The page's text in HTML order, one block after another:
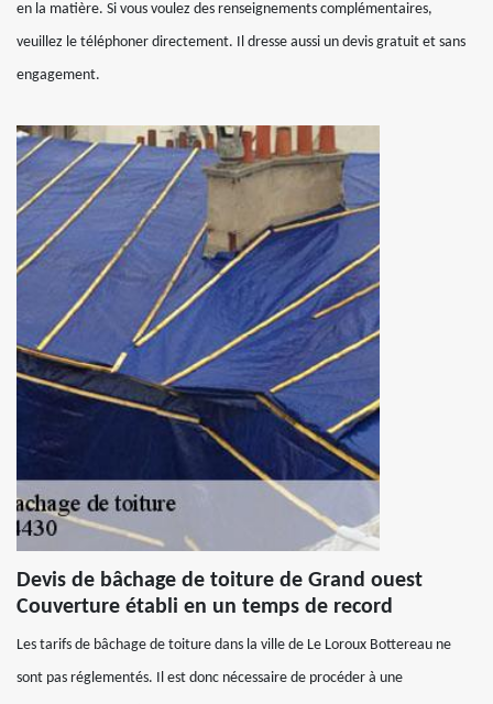
en la matière. Si vous voulez des renseignements complémentaires,
veuillez le téléphoner directement. Il dresse aussi un devis gratuit et sans
engagement.
Devis de bâchage de toiture de Grand ouest
Couverture établi en un temps de record
Les tarifs de bâchage de toiture dans la ville de Le Loroux Bottereau ne
sont pas réglementés. Il est donc nécessaire de procéder à une